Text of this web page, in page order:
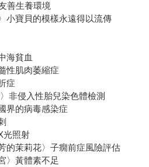
善生養環境
小寶貝的模樣永遠得以流傳
海貧血
性肌肉萎縮症
症
非侵入性胎兒染色體檢測
界的病毒感染症
光照射
的茉莉花〉子癇前症風險評估
〉黃體素不足